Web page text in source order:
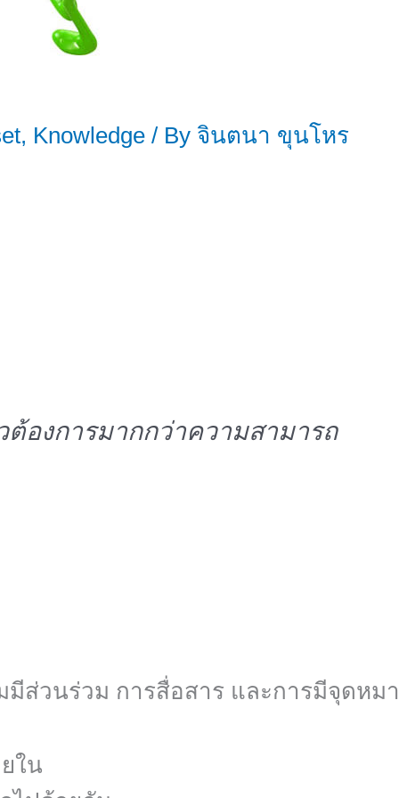
, Knowledge / By จินตนา ขุนโหร
ต้องการมากกว่าความสามารถ
ส่วนร่วม การสื่อสาร และการมีจุดหม
ใน